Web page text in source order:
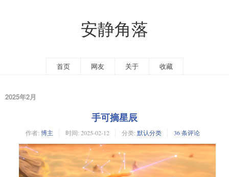
安静角落
首页 网友 关于 收藏
2025年2月
手可摘星辰
作者: 博主 时间: 2025-02-12 分类: 默认分类 36 条评论